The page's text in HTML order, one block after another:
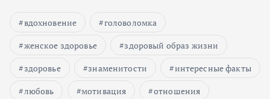
вдохновение
головоломка
женское здоровье
здоровый образ жизни
здоровье
знаменитости
интересные факты
любовь
мотивация
отношения